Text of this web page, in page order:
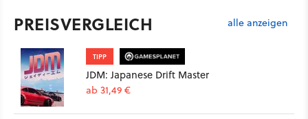
PREISVERGLEICH alle anzeigen
TIPP
JDM: Japanese Drift Master
ab 31,49 €